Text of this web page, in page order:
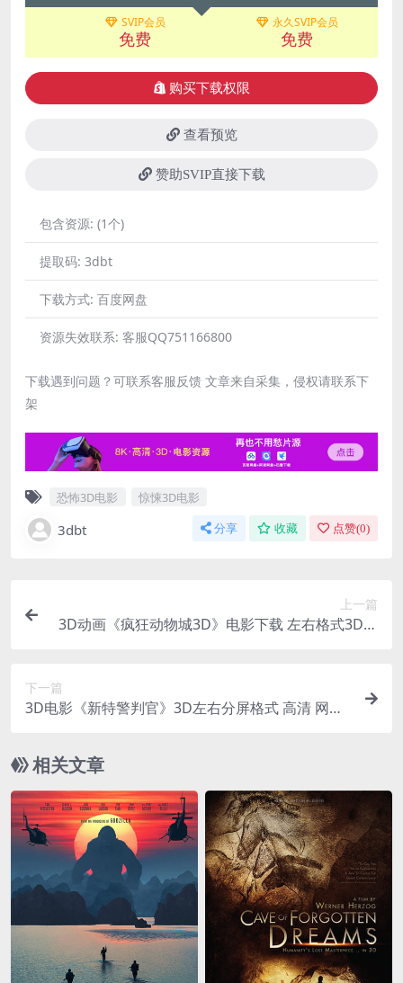
SVIP会员
免费
永久SVIP会员
免费
购买下载权限
查看预览
赞助SVIP直接下载
包含资源: (1个)
提取码: 3dbt
下载方式: 百度网盘
资源失效联系: 客服QQ751166800
下载遇到问题？可联系客服反馈 文章来自采集，侵权请联系下
架
恐怖3D电影 惊悚3D电影
3dbt 分享 收藏 点赞(0)
上一篇
3D动画《疯狂动物城3D》电影下载 左右格式3D版
下一篇
3D电影《新特警判官》3D左右分屏格式 高清 网盘
相关文章